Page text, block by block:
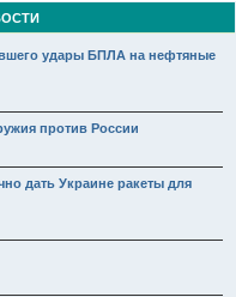
удары БПЛА на нефтяные
против России
дать Украине ракеты для